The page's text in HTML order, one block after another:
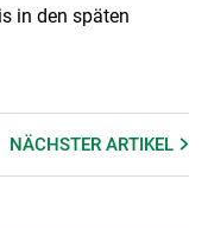
in den späten
NÄCHSTERARTIKEL